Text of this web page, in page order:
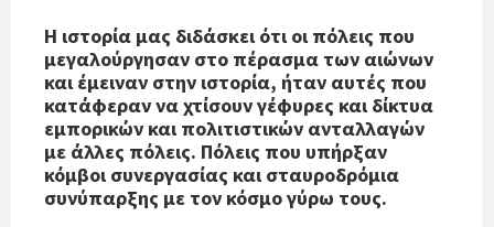
Η ιστορία μας διδάσκει ότι οι πόλεις που
μεγαλούργησαν στο πέρασμα των αιώνων
και έμειναν στην ιστορία, ήταν αυτές που
κατάφεραν να χτίσουν γέφυρες και δίκτυα
εμπορικών και πολιτιστικών ανταλλαγών
με άλλες πόλεις. Πόλεις που υπήρξαν
κόμβοι συνεργασίας και σταυροδρόμια
συνύπαρξης με τον κόσμο γύρω τους.